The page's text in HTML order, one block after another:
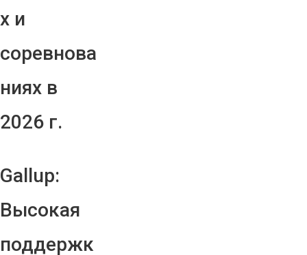
х и
соревнова
ниях в
2026 г.
Gallup:
Высокая
поддержк